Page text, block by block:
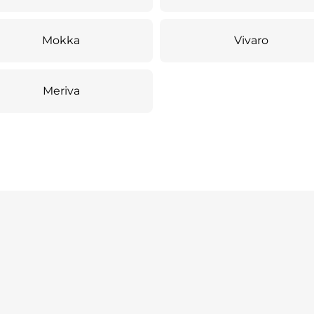
Mokka Vivaro
Meriva